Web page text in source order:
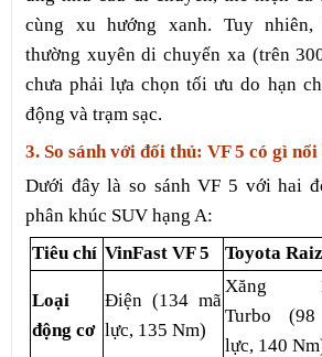
cùng xu hướng xanh. Tuy
thường xuyên di chuyển xa (trên
chưa phải lựa chọn tối ưu do hạn
động và trạm sạc.
3. So sánh với đối thủ: VF 5 có gì nổi
Dưới đây là so sánh VF 5 với hai
phân khúc SUV hạng A:
Tiêu chí VinFast VF 5 Toyota
Loại
động cơ
Điện (134 mã
lực, 135 Nm)
Xăng
Turbo
lực, 140